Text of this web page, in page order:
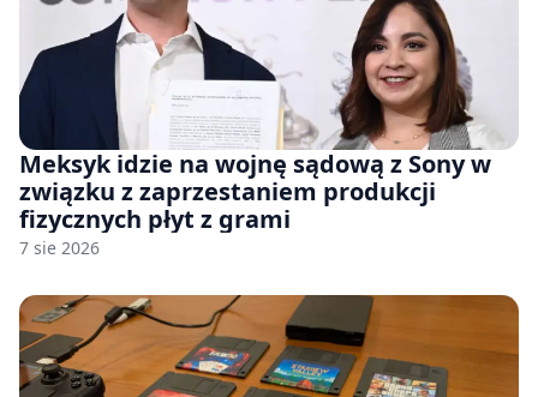
Meksyk idzie na wojnę sądową z Sony w
związku z zaprzestaniem produkcji
fizycznych płyt z grami
7 sie 2026